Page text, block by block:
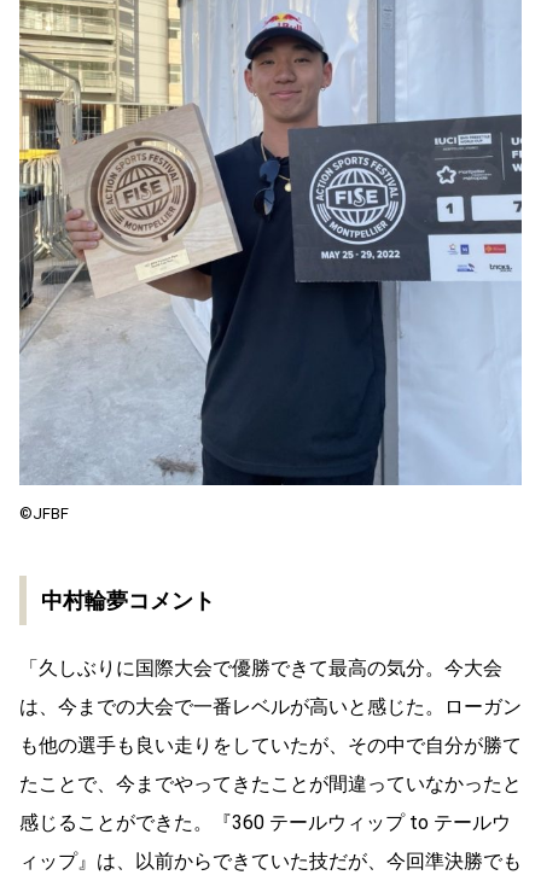
©️JFBF
中村輪夢コメント
「久しぶりに国際⼤会で優勝できて最⾼の気分。今⼤会
は、今までの⼤会で⼀番レベルが⾼いと感じた。ローガン
も他の選⼿も良い⾛りをしていたが、その中で⾃分が勝て
たことで、今までやってきたことが間違っていなかったと
感じることができた。『360 テールウィップ to テールウ
ィップ』は、以前からできていた技だが、今回準決勝でも